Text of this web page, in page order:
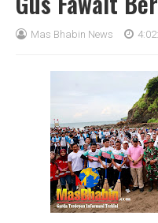
NEW Mas Bhabin News